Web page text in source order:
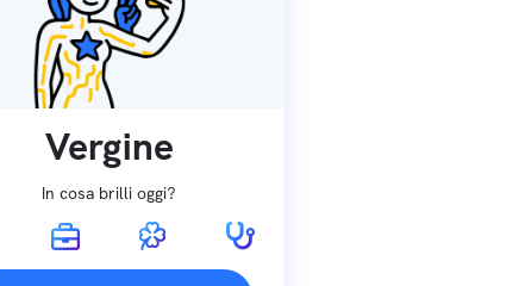
Vergine
In cosa brilli oggi?